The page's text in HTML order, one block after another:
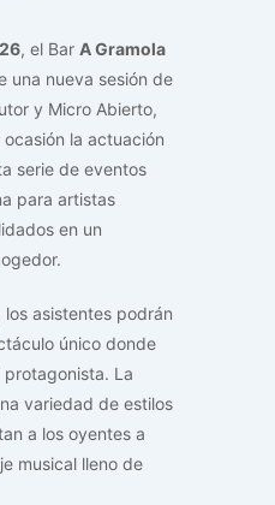
, el Bar A Gramola
una nueva sesión de
y Micro Abierto,
la actuación
serie de eventos
para artistas
en un
asistentes podrán
único donde
protagonista. La
variedad de estilos
a los oyentes a
musical lleno de